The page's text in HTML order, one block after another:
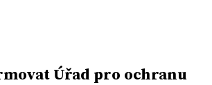
Úřad pro ochranu